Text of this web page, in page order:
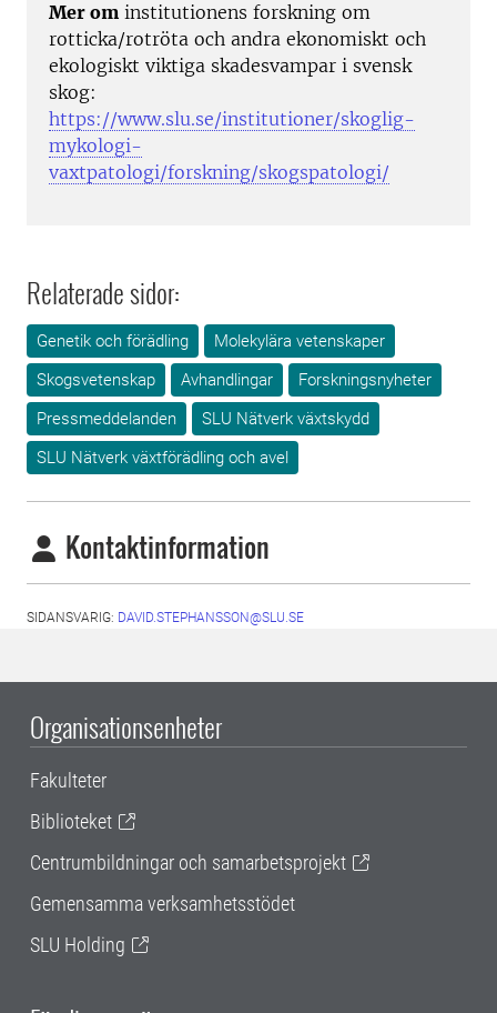
Mer om institutionens forskning om
rotticka/rotröta och andra ekonomiskt och
ekologiskt viktiga skadesvampar i svensk
skog:
https://www.slu.se/institutioner/skoglig-
mykologi-
vaxtpatologi/forskning/skogspatologi/
Relaterade sidor:
Genetik och förädling
Molekylära vetenskaper
Skogsvetenskap
Avhandlingar
Forskningsnyheter
Pressmeddelanden
SLU Nätverk växtskydd
SLU Nätverk växtförädling och avel
Kontaktinformation
SIDANSVARIG: DAVID.STEPHANSSON@SLU.SE
Organisationsenheter
Fakulteter
Biblioteket
Centrumbildningar och samarbetsprojekt
Gemensamma verksamhetsstödet
SLU Holding